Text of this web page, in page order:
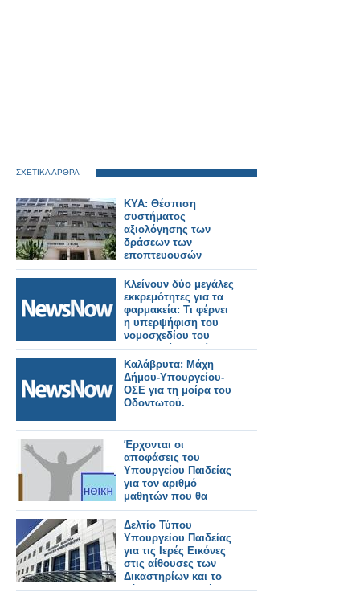
ΣΧΕΤΙΚΑ ΑΡΘΡΑ
ΚΥΑ: Θέσπιση
συστήματος
αξιολόγησης των
δράσεων των
εποπτευουσών
αρχών του
Υπουργείου Υγείας
Κλείνουν δύο μεγάλες
εκκρεμότητες για τα
φαρμακεία: Τι φέρνει
η υπερψήφιση του
νομοσχεδίου του
Υπουργείου Υγείας
Καλάβρυτα: Μάχη
Δήμου-Υπουργείου-
ΟΣΕ για τη μοίρα του
Οδοντωτού.
Έρχονται οι
αποφάσεις του
Υπουργείου Παιδείας
για τον αριθμό
μαθητών που θα
συγκροτεί τμήμα
Ηθικής και την
ανάθεση του
μαθήματος
Δελτίο Τύπου
Υπουργείου Παιδείας
για τις Ιερές Εικόνες
στις αίθουσες των
Δικαστηρίων και το
μάθημα της Ηθικής